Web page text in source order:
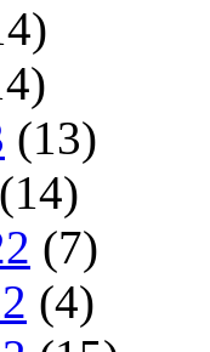
(13)
(14)
(7)
(4)